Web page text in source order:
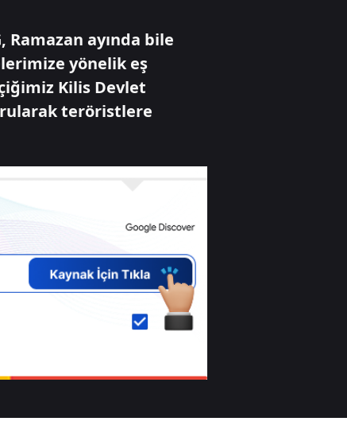
AK Parti MKYK
toplandı
Ramazan ayında bile
yönelik eş
Kilis Devlet
teröristlere